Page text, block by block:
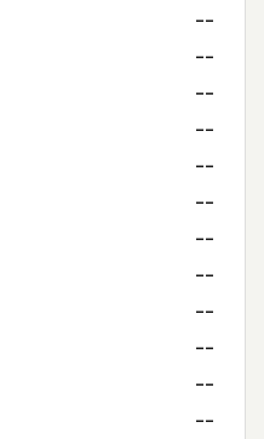
--
--
--
--
--
--
--
--
--
--
--
--